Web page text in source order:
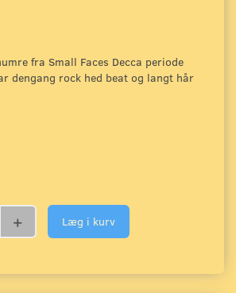
fra Small Faces Decca periode
dengang rock hed beat og langt hår
Læg i kurv